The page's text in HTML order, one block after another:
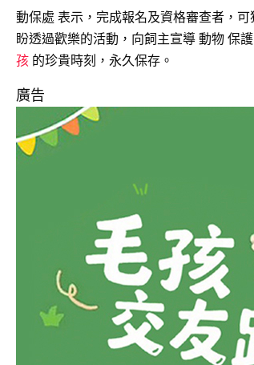
動保處 表示，完成報名及資格審查者，
盼透過歡樂的活動，向飼主宣導 動物 保
孩 的珍貴時刻，永久保存。
廣告